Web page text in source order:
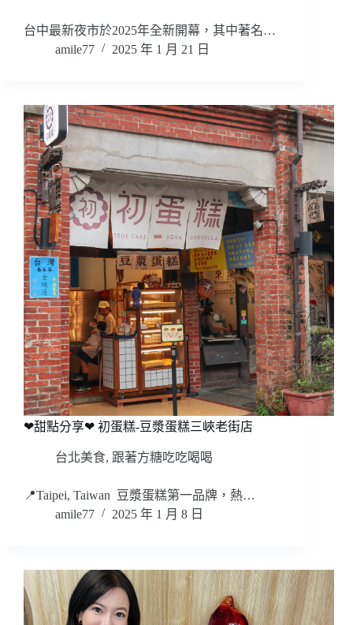
台中最新夜市於2025年全新開幕，其中著名…
amile77
2025 年 1 月 21 日
❤甜點分享❤ 初蛋糕-豆漿蛋糕三峽老街店
台北美食, 跟著方糖吃吃喝喝
📍Taipei, Taiwan 豆漿蛋糕第一品牌，熱…
amile77
2025 年 1 月 8 日